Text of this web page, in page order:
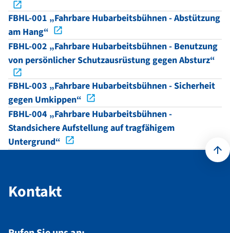
FBHL-001 „Fahrbare Hubarbeitsbühnen - Abstützung
am Hang“
FBHL-002 „Fahrbare Hubarbeitsbühnen - Benutzung
von persönlicher Schutzausrüstung gegen Absturz“
FBHL-003 „Fahrbare Hubarbeitsbühnen - Sicherheit
gegen Umkippen“
FBHL-004 „Fahrbare Hubarbeitsbühnen -
Standsichere Aufstellung auf tragfähigem
Untergrund“
Kontakt